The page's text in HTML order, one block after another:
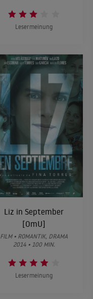
Lesermeinung
Liz in September
[OmU]
FILM • ROMANTIK, DRAMA
2014 • 100 MIN.
Lesermeinung